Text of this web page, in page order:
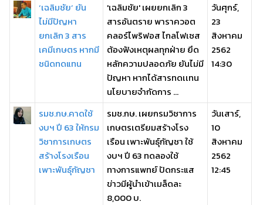
‘เฉลิมชัย’ ยัน
ไม่มีปัญหา
ยกเลิก 3 สาร
เคมีเกษตร หากมี
ชนิดทดแทน
'เฉลิมชัย' เผยยกเลิก 3
สารอันตราย พาราควอต
คลอร์ไพริฟอส ไกลโฟเซส
ต้องฟังเหตุผลทุกฝ่าย ยึด
หลักความปลอดภัย ยันไม่มี
ปัญหา หากได้สารทดเเทน
นโยบายจำกัดการ ...
วันศุกร์,
23
สิงหาคม
2562
14:30
รมช.กษ.คาดใช้
งบฯ ปี 63 ให้กรม
วิชาการเกษตร
สร้างโรงเรือน
เพาะพันธุ์กัญชา
รมช.กษ. เผยกรมวิชาการ
เกษตรเตรียมสร้างโรง
เรือน เพาะพันธุ์กัญชา ใช้
งบฯ ปี 63 ทดลองใช้
ทางการแพทย์ ปัดกระแส
ข่าวมีผู้นำเข้าเมล็ดละ
8,000 บ.
วันเสาร์,
10
สิงหาคม
2562
12:45